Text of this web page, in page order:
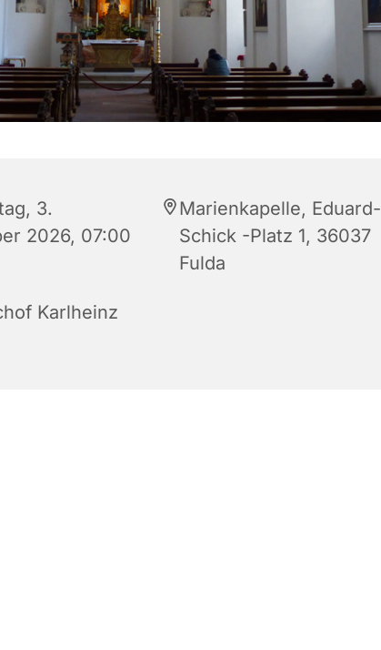
3.
2026, 07:00
Marienkapelle, Eduard-
Schick -Platz 1, 36037
Fulda
Karlheinz